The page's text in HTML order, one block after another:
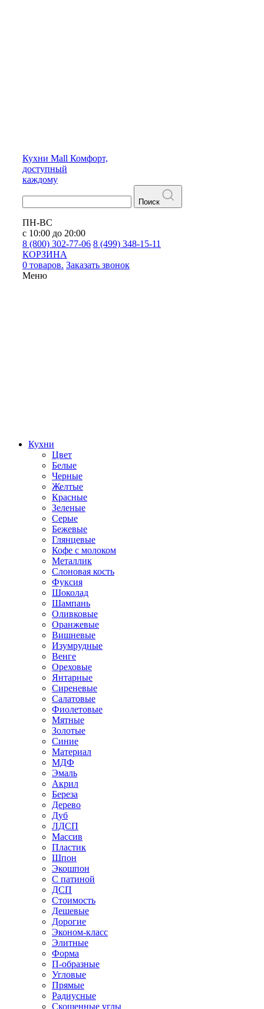
Кухни Mall Комфорт,
доступный
каждому
Поиск
ПН-ВС
с 10:00 до 20:00
8 (800) 302-77-06 8 (499) 348-15-11
КОРЗИНА
0 товаров. Заказать звонок
Меню
Кухни
Цвет
Белые
Черные
Желтые
Красные
Зеленые
Серые
Бежевые
Глянцевые
Кофе с молоком
Металлик
Слоновая кость
Фуксия
Шоколад
Шампань
Оливковые
Оранжевые
Вишневые
Изумрудные
Венге
Ореховые
Янтарные
Сиреневые
Салатовые
Фиолетовые
Мятные
Золотые
Синие
Материал
МДФ
Эмаль
Акрил
Береза
Дерево
Дуб
ЛДСП
Массив
Пластик
Шпон
Экошпон
С патиной
ДСП
Стоимость
Дешевые
Дорогие
Эконом-класс
Элитные
Форма
П-образные
Угловые
Прямые
Радиусные
Скошенные углы